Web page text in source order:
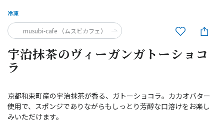
宇治抹茶のヴィーガンガトーショコ
ラ
京都和束町産の宇治抹茶が香る、ガトーショコラ。カカオバター
使用で、スポンジでありながらもしっとり芳醇な口溶けをお楽し
みいただけます。
musubi-cafe （ムスビカフェ）